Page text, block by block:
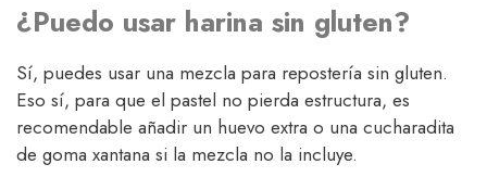
¿Puedo usar harina sin gluten?
Sí, puedes usar una mezcla para repostería sin gluten.
Eso sí, para que el pastel no pierda estructura, es
recomendable añadir un huevo extra o una cucharadita
de goma xantana si la mezcla no la incluye.